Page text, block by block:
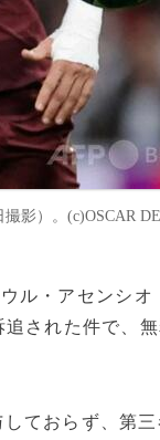
影）。(c)OSCAR
ル・アセンシオ
された件で、
ておらず、第三